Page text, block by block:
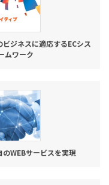
ジネスに適応するECシス
ムワーク
WEBサービスを実現